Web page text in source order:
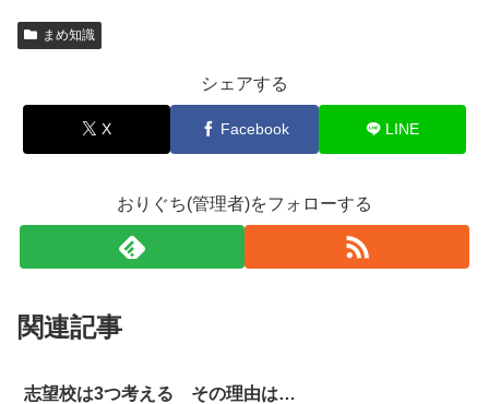
まめ知識
シェアする
X Facebook LINE
おりぐち(管理者)をフォローする
関連記事
志望校は3つ考える その理由は…